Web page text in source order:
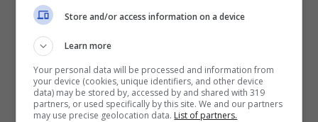
impronte e macchie di sangue. Una volta a
casa ha mangiato e dormito, per andare a
scuola il giorno dopo.
Store and/or access information on a device
Learn more
Your personal data will be processed and information from
your device (cookies, unique identifiers, and other device
data) may be stored by, accessed by and shared with 319
partners, or used specifically by this site. We and our partners
may use precise geolocation data. List of partners.